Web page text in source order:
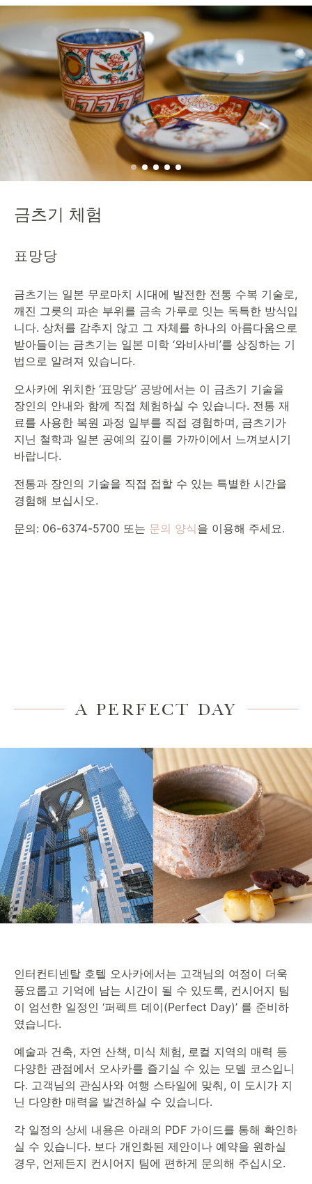
금츠기 체험
표망당
금츠기는 일본 무로마치 시대에 발전한 전통 수복 기술로,
깨진 그릇의 파손 부위를 금속 가루로 잇는 독특한 방식입
니다. 상처를 감추지 않고 그 자체를 하나의 아름다움으로
받아들이는 금츠기는 일본 미학 ‘와비사비’를 상징하는 기
법으로 알려져 있습니다.
오사카에 위치한 ‘표망당’ 공방에서는 이 금츠기 기술을
장인의 안내와 함께 직접 체험하실 수 있습니다. 전통 재
료를 사용한 복원 과정 일부를 직접 경험하며, 금츠기가
지닌 철학과 일본 공예의 깊이를 가까이에서 느껴보시기
바랍니다.
전통과 장인의 기술을 직접 접할 수 있는 특별한 시간을
경험해 보십시오.
문의: 06-6374-5700 또는 문의 양식을 이용해 주세요.
A PERFECT DAY
인터컨티넨탈 호텔 오사카에서는 고객님의 여정이 더욱
풍요롭고 기억에 남는 시간이 될 수 있도록, 컨시어지 팀
이 엄선한 일정인 ‘퍼펙트 데이(Perfect Day)’ 를 준비하
였습니다.
예술과 건축, 자연 산책, 미식 체험, 로컬 지역의 매력 등
다양한 관점에서 오사카를 즐기실 수 있는 모델 코스입니
다. 고객님의 관심사와 여행 스타일에 맞춰, 이 도시가 지
닌 다양한 매력을 발견하실 수 있습니다.
각 일정의 상세 내용은 아래의 PDF 가이드를 통해 확인하
실 수 있습니다. 보다 개인화된 제안이나 예약을 원하실
경우, 언제든지 컨시어지 팀에 편하게 문의해 주십시오.